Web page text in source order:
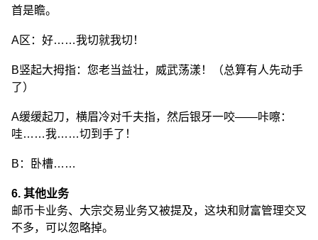
首是瞻。
A区：好……我切就我切！
B竖起大拇指：您老当益壮，威武荡漾！（总算有人先动手
了）
A缓缓起刀，横眉冷对千夫指，然后银牙一咬——咔嚓：
哇……我……切到手了！
B：卧槽……
6. 其他业务
邮币卡业务、大宗交易业务又被提及，这块和财富管理交叉
不多，可以忽略掉。